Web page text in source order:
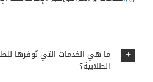
ما هي الخدمات التي نُوفرها
الطلابية؟